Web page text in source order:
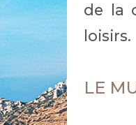
de la
loisirs.
LE